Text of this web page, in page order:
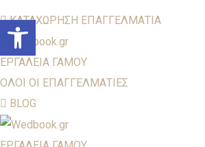
ΚΑΤΑΧΩΡΗΣΗ ΕΠΑΓΓΕΛΜΑΤΙΑ
ΕΡΓΑΛΕΙΑ ΓΑΜΟΥ
ΟΛΟΙ ΟΙ ΕΠΑΓΓΕΛΜΑΤΙΕΣ
BLOG
Open toolbar